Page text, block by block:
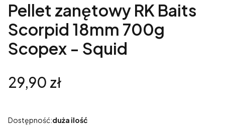
Pellet zanętowy RK Baits
Scorpid 18mm 700g
Scopex - Squid
Cena
29,90 zł
Dostępność:duża ilość